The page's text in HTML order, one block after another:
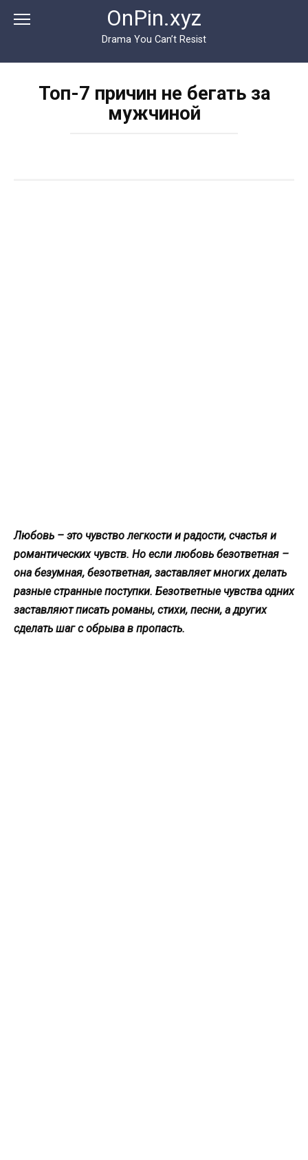
OnPin.xyz
Drama You Can’t Resist
Топ-7 причин не бегать за
мужчиной
Любовь – это чувство легкости и радости, счастья и
романтических чувств. Но если любовь безответная –
она безумная, безответная, заставляет многих делать
разные странные поступки. Безответные чувства одних
заставляют писать романы, стихи, песни, а других
сделать шаг с обрыва в пропасть.